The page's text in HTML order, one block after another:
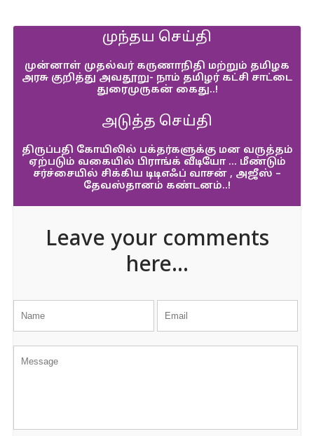
முந்தய செய்தி
முன்னாள் முதல்வர் கருணாநிதி மற்றும் தமிழக
அரசு குறித்து அவதூறு- நாம் தமிழர் கட்சி சாட்டை
துரைமுருகன் கைது..!
அடுத்த செய்தி
திருப்பதி கோயிலில் பக்தர்களுக்கு மன வருத்தம்
ஏற்படும் வகையில் பிராங்க் வீடியோ … மீண்டும்
சர்ச்சையில் சிக்கிய டிடிஎஃப் வாசன் , அஜீஸ் –
தேவஸ்தானம் கண்டனம்..!
Leave your comments
here...